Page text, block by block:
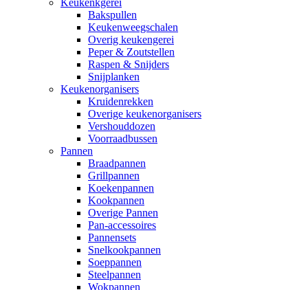
Keukenkgerei
Bakspullen
Keukenweegschalen
Overig keukengerei
Peper & Zoutstellen
Raspen & Snijders
Snijplanken
Keukenorganisers
Kruidenrekken
Overige keukenorganisers
Vershouddozen
Voorraadbussen
Pannen
Braadpannen
Grillpannen
Koekenpannen
Kookpannen
Overige Pannen
Pan-accessoires
Pannensets
Snelkookpannen
Soeppannen
Steelpannen
Wokpannen